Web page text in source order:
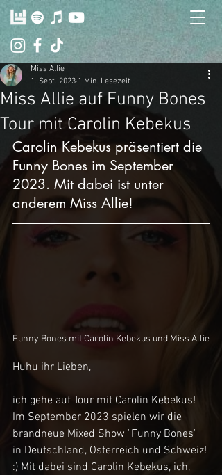
Miss Allie auf Funny Bones
Tour mit Carolin Kebekus
Miss Allie
1. Sept. 2023 1 Min. Lesezeit
Carolin Kebekus präsentiert die
Funny Bones im September
2023. Mit dabei ist unter
anderem Miss Allie!
Funny Bones mit Carolin Kebekus und Miss Allie
Huhu ihr Lieben,
ich gehe auf Tour mit Carolin Kebekus!
Im September 2023 spielen wir die
brandneue Mixed Show "Funny Bones"
in Deutschland, Österreich und Schweiz!
:) Mit dabei sind Carolin Kebekus, ich,